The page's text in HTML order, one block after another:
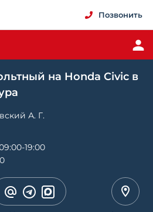
Позвонить
на Honda Civic в
А. Г.
19:00